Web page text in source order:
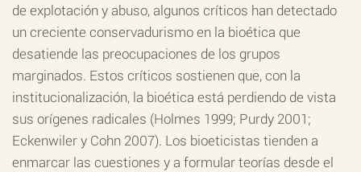
de explotación y abuso, algunos críticos han detectado
un creciente conservadurismo en la bioética que
desatiende las preocupaciones de los grupos
marginados. Estos críticos sostienen que, con la
institucionalización, la bioética está perdiendo de vista
sus orígenes radicales (Holmes 1999; Purdy 2001;
Eckenwiler y Cohn 2007). Los bioeticistas tienden a
enmarcar las cuestiones y a formular teorías desde el